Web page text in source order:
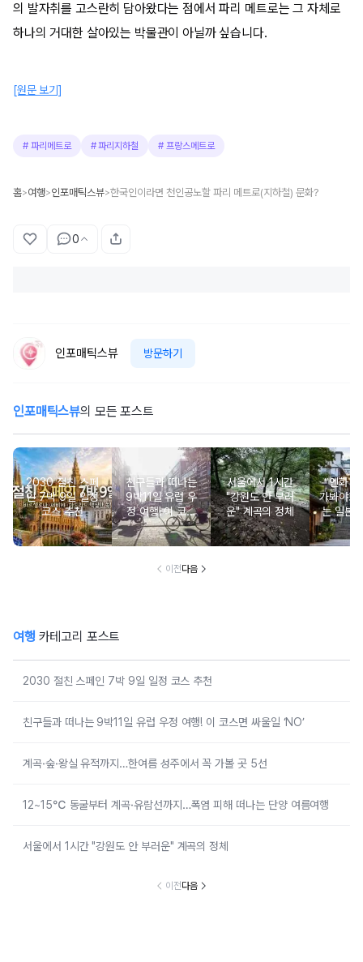
의 발자취를 고스란히 담아왔다는 점에서 파리 메트로는 그 자체로
하나의 거대한 살아있는 박물관이 아닐까 싶습니다.
[원문 보기]
# 파리메트로 #파리지하철 #프랑스메트로
홈>여행>인포매틱스뷰>한국인이라면 천인공노할 파리 메트로(지하철) 문화?
0
인포매틱스뷰 방문하기
인포매틱스뷰의 모든 포스트
2030 절친 스페
인 7박 9일 일정
코스 추천
친구들과 떠나는
9박11일 유럽 우
정 여행! 이 코스
면 싸울일 ‘NO’
서울에서 1시간
"강원도 안 부러
운" 계곡의 정체
“엔화
가봐야죠
는 일본
이전다음
여행 카테고리 포스트
2030 절친 스페인 7박 9일 일정 코스 추천
친구들과 떠나는 9박11일 유럽 우정 여행! 이 코스면 싸울일 ‘NO’
계곡·숲·왕실 유적까지…한여름 성주에서 꼭 가볼 곳 5선
12~15℃ 동굴부터 계곡·유람선까지…폭염 피해 떠나는 단양 여름여행
서울에서 1시간 "강원도 안 부러운" 계곡의 정체
이전다음